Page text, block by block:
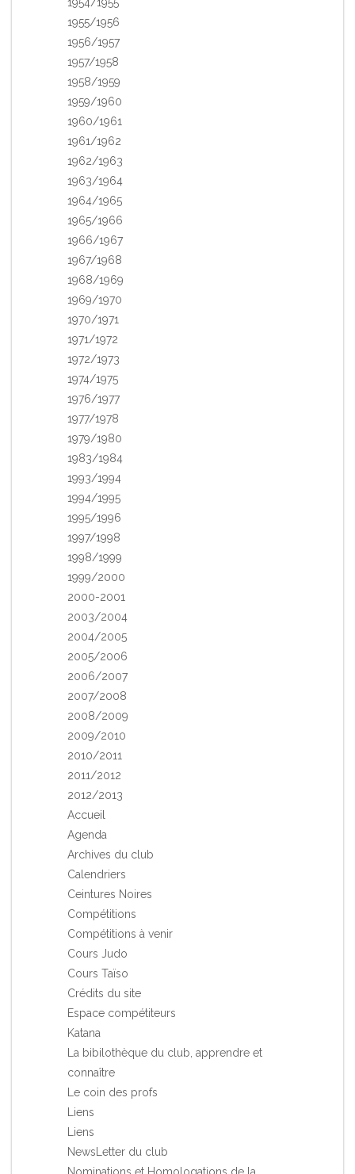
1955/1956
1956/1957
1957/1958
1958/1959
1959/1960
1960/1961
1961/1962
1962/1963
1963/1964
1964/1965
1965/1966
1966/1967
1967/1968
1968/1969
1969/1970
1970/1971
1971/1972
1972/1973
1974/1975
1976/1977
1977/1978
1979/1980
1983/1984
1993/1994
1994/1995
1995/1996
1997/1998
1998/1999
1999/2000
2000-2001
2003/2004
2004/2005
2005/2006
2006/2007
2007/2008
2008/2009
2009/2010
2010/2011
2011/2012
2012/2013
Accueil
Agenda
Archives du club
Calendriers
Ceintures Noires
Compétitions
Compétitions à venir
Cours Judo
Cours Taïso
Crédits du site
Espace compétiteurs
Katana
La bibilothèque du club, apprendre et
connaître
Le coin des profs
Liens
Liens
NewsLetter du club